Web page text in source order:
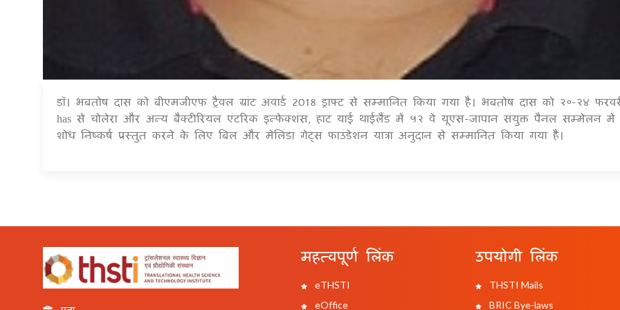
डॉ। भबतोष दास को बीएमजीएफ ट्रैवल ग्रांट अवार्ड 2018 ड्राफ्ट से सम्मानित किया गया है। भबतोष दास को २०-२४
has से चोलेरा और अन्य बैक्टीरियल एंटरिक इन्फेक्शंस, हाट याई थाईलैंड में ५२ वें यूएस-जापान संयुक्त पैनल सम्मेलन
शोध निष्कर्ष प्रस्तुत करने के लिए बिल और मेलिंडा गेट्स फाउंडेशन यात्रा अनुदान से सम्मानित किया गया है।
महत्वपूर्ण लिंक
eTHSTI
eOffice
उपयोगी लिंक
THSTI Mails
BRIC Bye-laws